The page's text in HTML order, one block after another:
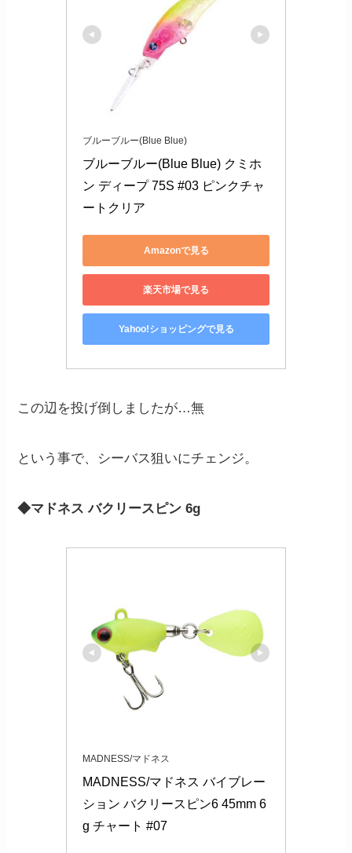
ブルーブルー(Blue Blue)
ブルーブルー(Blue Blue) クミホ
ン ディープ 75S #03 ピンクチャ
ートクリア
Amazonで見る
楽天市場で見る
Yahoo!ショッピングで見る
この辺を投げ倒しましたが…無
という事で、シーバス狙いにチェンジ。
◆マドネス バクリースピン 6g
MADNESS/マドネス
MADNESS/マドネス バイブレー
ション バクリースピン6 45mm 6
g チャート #07